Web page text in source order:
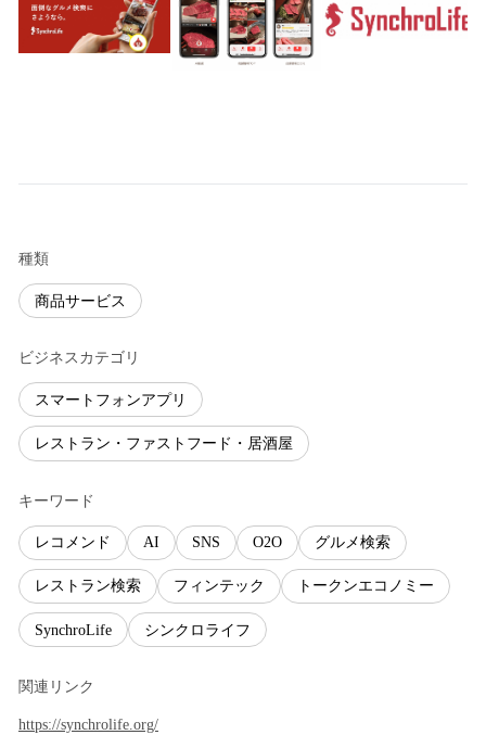
種類
商品サービス
ビジネスカテゴリ
スマートフォンアプリ
レストラン・ファストフード・居酒屋
キーワード
レコメンド AI SNS O2O グルメ検索
レストラン検索 フィンテック トークンエコノミー
SynchroLife シンクロライフ
関連リンク
https://synchrolife.org/